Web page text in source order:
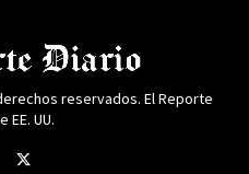
reservados. El Reporte
UU.